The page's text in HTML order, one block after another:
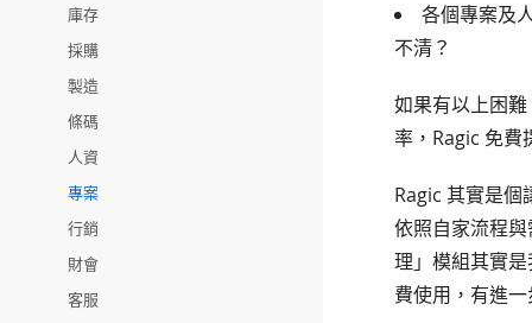
庫存
採購
製造
條碼
人資
專案
行銷
財會
客服
各個專案及
不清？
如果有以上困
率，Ragic 免費
Ragic 其實是個
依照自家流程
理」模組其實
費使用，有進